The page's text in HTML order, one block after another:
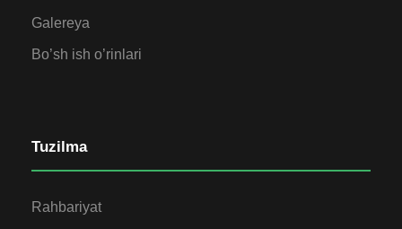
Galereya
Bo’sh ish o’rinlari
Tuzilma
Rahbariyat